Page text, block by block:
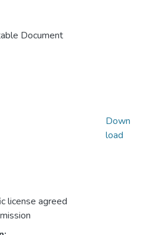
Document
license agreed
Down
load